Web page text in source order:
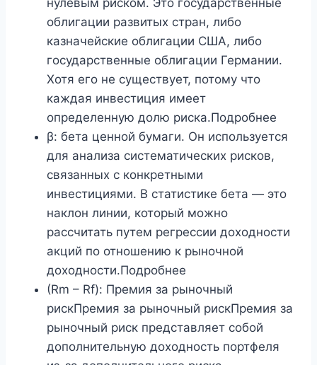
облигации развитых стран, либо
казначейские облигации США, либо
государственные облигации Германии.
Хотя его не существует, потому что
каждая инвестиция имеет
определенную долю риска.Подробнее
β: бета ценной бумаги. Он используется
для анализа систематических рисков,
связанных с конкретными
инвестициями. В статистике бета — это
наклон линии, который можно
рассчитать путем регрессии доходности
акций по отношению к рыночной
доходности.Подробнее
(Rm – Rf): Премия за рыночный
рискПремия за рыночный рискПремия за
рыночный риск представляет собой
дополнительную доходность портфеля